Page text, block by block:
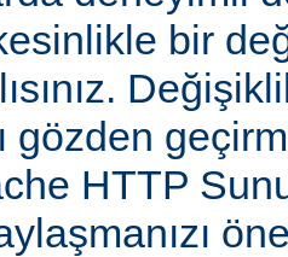
bir
gözden
HTTP